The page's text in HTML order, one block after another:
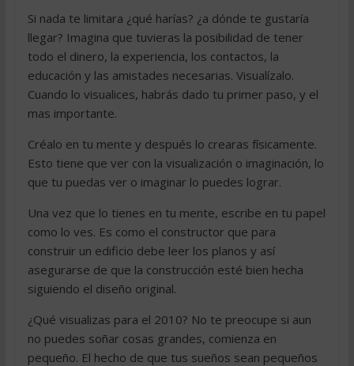
Si nada te limitara ¿qué harías? ¿a dónde te gustaría
llegar? Imagina que tuvieras la posibilidad de tener
todo el dinero, la experiencia, los contactos, la
educación y las amistades necesarias. Visualízalo.
Cuando lo visualices, habrás dado tu primer paso, y el
mas importante.
Créalo en tu mente y después lo crearas físicamente.
Esto tiene que ver con la visualización o imaginación, lo
que tu puedas ver o imaginar lo puedes lograr.
Una vez que lo tienes en tu mente, escribe en tu papel
como lo ves. Es como el constructor que para
construir un edificio debe leer los planos y así
asegurarse de que la construcción esté bien hecha
siguiendo el diseño original.
¿Qué visualizas para el 2010? No te preocupe si aun
no puedes soñar cosas grandes, comienza en
pequeño. El hecho de que tus sueños sean pequeños